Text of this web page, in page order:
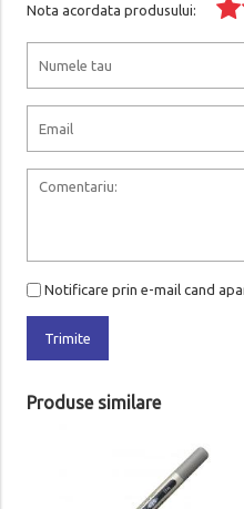
Nota acordata produsului:
Notificare prin e-mail cand
Trimite
Produse similare